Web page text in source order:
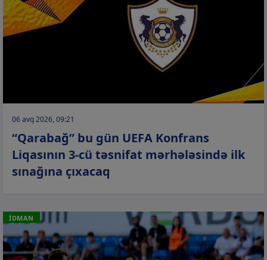
06 avq 2026, 09:21
“Qarabağ” bu gün UEFA Konfrans
Liqasının 3-cü təsnifat mərhələsində ilk
sınağına çıxacaq
İDMAN